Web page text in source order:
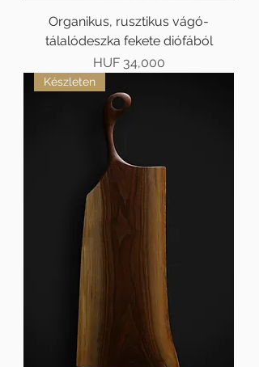
Organikus, rusztikus vágó-
tálalódeszka fekete diófából
Price
HUF 34,000
Készleten